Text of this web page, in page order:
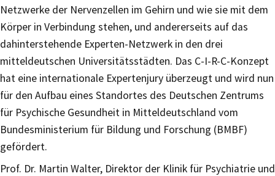
Netzwerke der Nervenzellen im Gehirn und wie sie mit dem
Körper in Verbindung stehen, und andererseits auf das
dahinterstehende Experten-Netzwerk in den drei
mitteldeutschen Universitätsstädten. Das C-I-R-C-Konzept
hat eine internationale Expertenjury überzeugt und wird nun
für den Aufbau eines Standortes des Deutschen Zentrums
für Psychische Gesundheit in Mitteldeutschland vom
Bundesministerium für Bildung und Forschung (BMBF)
gefördert.
Prof. Dr. Martin Walter, Direktor der Klinik für Psychiatrie und